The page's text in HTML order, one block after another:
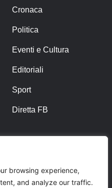
browsing experience,
and analyze our traffic.
Cronaca
Politica
Eventi e Cultura
Editoriali
Sport
Diretta FB